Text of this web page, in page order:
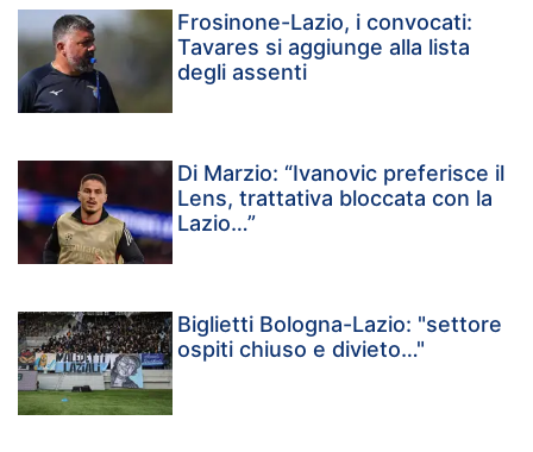
Frosinone-Lazio, i convocati:
Tavares si aggiunge alla lista
degli assenti
Di Marzio: “Ivanovic preferisce il
Lens, trattativa bloccata con la
Lazio…”
Biglietti Bologna-Lazio: "settore
ospiti chiuso e divieto…"